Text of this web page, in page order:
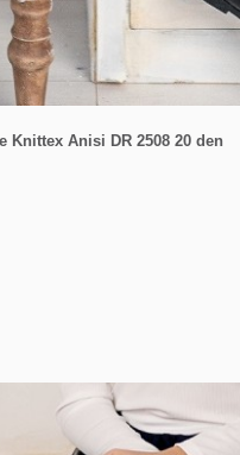
Knittex Anisi DR 2508 20 den